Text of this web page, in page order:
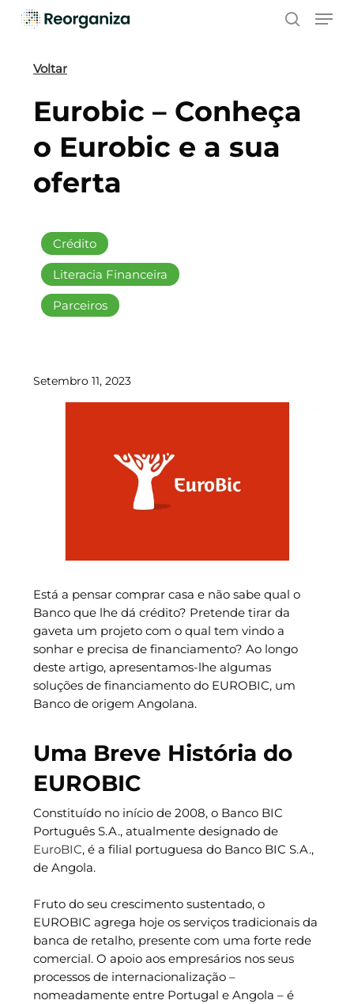
Skip
contentVoltar
Crédito
Literacia Financeira
Parceiros
Eurobic – Conheça
o Eurobic e a sua
oferta
Setembro 11, 2023
Está a pensar comprar casa e não sabe qual o
Banco que lhe dá crédito? Pretende tirar da
gaveta um projeto com o qual tem vindo a
sonhar e precisa de financiamento? Ao longo
deste artigo, apresentamos-lhe algumas
soluções de financiamento do EUROBIC, um
Banco de origem Angolana.
Uma Breve História do
EUROBIC
Constituído no início de 2008, o Banco BIC
Português S.A., atualmente designado de
EuroBIC, é a filial portuguesa do Banco BIC S.A.,
de Angola.
Fruto do seu crescimento sustentado, o
EUROBIC agrega hoje os serviços tradicionais da
banca de retalho, presente com uma forte rede
comercial. O apoio aos empresários nos seus
processos de internacionalização –
nomeadamente entre Portugal e Angola – é